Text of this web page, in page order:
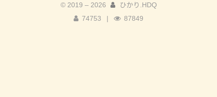
© 2019 – 2026
ひかり.HDQ
74753
| 87849